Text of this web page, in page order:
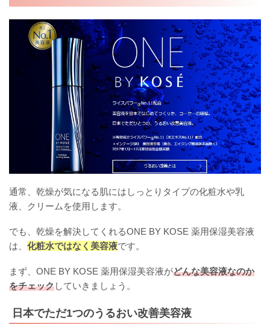
通常、乾燥が気になる肌にはしっとりタイプの化粧水や乳
液、クリームを使用します。
でも、乾燥を解決してくれるONE BY KOSE 薬用保湿美容液
は、 化粧水ではなく美容液です。
まず、ONE BY KOSE 薬用保湿美容液がどんな美容液なのか
をチェックしていきましょう。
日本でただ1つのうるおい改善美容液